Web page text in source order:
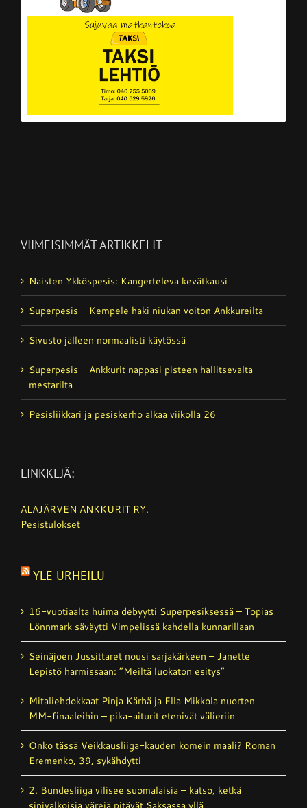
VIIMEISIMMÄT ARTIKKELIT
Naisten Ykköspesis: Kangerteleva kevätkausi
Superpesis – Kempele haki niukan voiton Ankkureilta
Sivusto jälleen normaalisti käytössä
Superpesis – Ankkurit nappasi pisteen hallitsevalta
mestarilta
Pesisliikkari ja pesiskerho alkaa viikolla 26
LINKKEJÄ:
ALAJÄRVEN ANKKURIT RY.
Pesistulokset
YLE URHEILU
16-vuotiaalta huima debyytti Superpesiksessä – Topias
Lönnmark säväytti Vimpelissä kahdella kunnarillaan
Seinäjoen Jussittaret nousi sarjakärkeen – Janette
Lepistö harmissaan: ”Meiltä luokaton esitys”
Mitaliehdokkaat Pinja Kärhä ja Ella Mikkola nuorten
MM-finaaleihin – pika-aiturit etenivät välieriin
Onko tässä Veikkausliiga-kauden komein maali? Roman
Eremenko, 39, sykähdytti
2. Bundesliiga vilisee suomalaisia – katso, ketkä
sinivalkoisia värejä pitävät Saksassa yllä